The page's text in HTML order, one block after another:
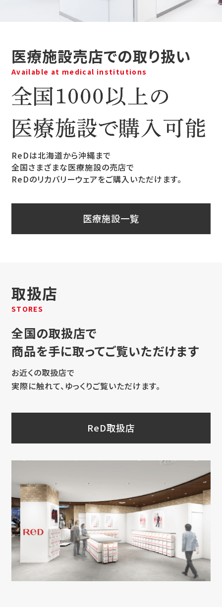
医療施設売店での取り扱い
Available at medical institutions
ReDは北海道から沖縄まで
全国さまざまな医療施設の売店で
ReDのリカバリーウェアをご購入いただけます。
医療施設一覧
取扱店
STORES
全国の取扱店で
商品を手に取ってご覧いただけます
お近くの取扱店で
実際に触れて、ゆっくりご覧いただけます。
ReD取扱店